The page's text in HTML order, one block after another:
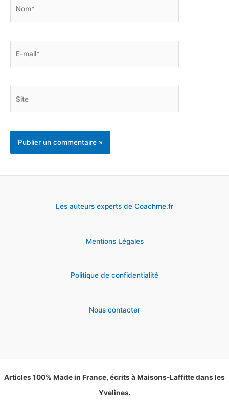
Les auteurs experts de Coachme.fr
Mentions Légales
Politique de confidentialité
Nous contacter
Articles 100% Made in France, écrits à Maisons-Laffitte dans les
Yvelines.